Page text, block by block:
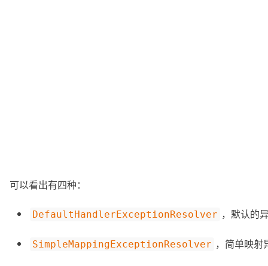
可以看出有四种：
DefaultHandlerExceptionResolver ，默认的
SimpleMappingExceptionResolver ，简单映射